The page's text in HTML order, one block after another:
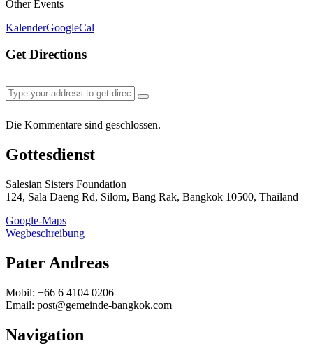
Other Events
KalenderGoogleCal
Get Directions
Die Kommentare sind geschlossen.
Gottesdienst
Salesian Sisters Foundation
124, Sala Daeng Rd, Silom, Bang Rak, Bangkok 10500, Thailand
Google-Maps
Wegbeschreibung
Pater Andreas
Mobil: +66 6 4104 0206
Email: post@gemeinde-bangkok.com
Navigation